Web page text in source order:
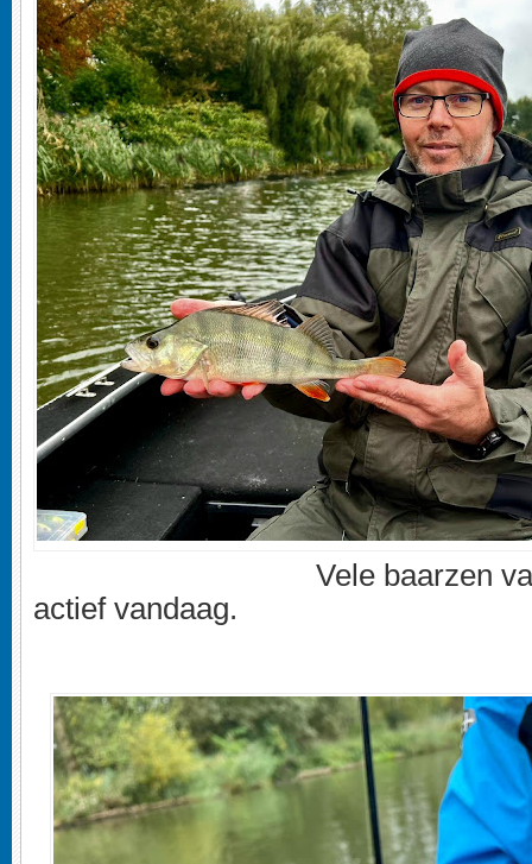
Vele baarzen
actief vandaag.